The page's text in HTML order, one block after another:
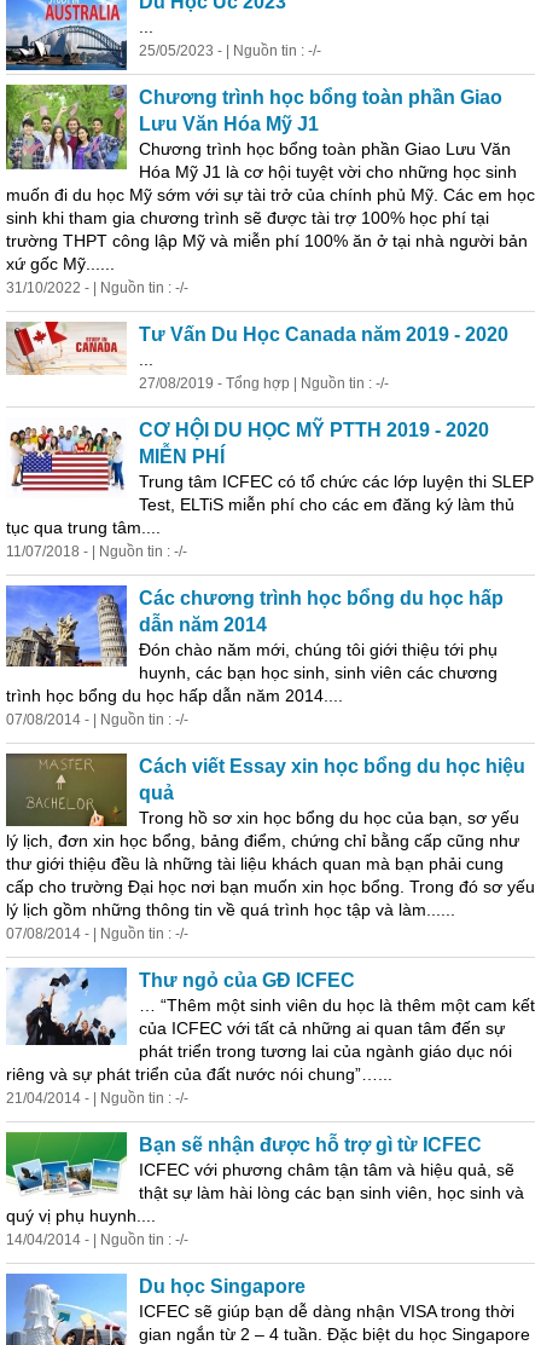
25/05/2023 - | Nguồn tin : -/-
Chương trình học bổng toàn phần Giao
Lưu Văn Hóa Mỹ J1
Chương trình học bổng toàn phần Giao Lưu Văn
Hóa Mỹ J1 là cơ hội tuyệt vời cho những học sinh
muốn đi du học Mỹ sớm với sự tài trở của chính phủ Mỹ. Các em học
sinh khi tham gia chương trình sẽ được tài trợ 100% học phí tại
trường THPT công lập Mỹ và miễn phí 100% ăn ở tại nhà người bản
xứ gốc Mỹ......
31/10/2022 - | Nguồn tin : -/-
Tư Vấn Du Học Canada năm 2019 - 2020
27/08/2019 - Tổng hợp | Nguồn tin : -/-
CƠ HỘI DU HỌC MỸ PTTH 2019 - 2020
MIỄN PHÍ
Trung tâm ICFEC có tổ chức các lớp luyện thi SLEP
Test, ELTiS miễn phí cho các em đăng ký làm thủ
tục qua trung tâm....
11/07/2018 - | Nguồn tin : -/-
Các chương trình học bổng du học hấp
dẫn năm 2014
Đón chào năm mới, chúng tôi giới thiệu tới phụ
huynh, các bạn học sinh, sinh viên các chương
trình học bổng du học hấp dẫn năm 2014....
07/08/2014 - | Nguồn tin : -/-
Cách viết Essay xin học bổng du học hiệu
quả
Trong hồ sơ xin học bổng du học của bạn, sơ yếu
lý lịch, đơn xin học bổng , bảng điểm, chứng chỉ bằng cấp cũng như
thư giới thiệu đều là những tài liệu khách quan mà bạn phải cung
cấp cho trường Đại học nơi bạn muốn xin học bổng . Trong đó sơ yếu
lý lịch gồm những thông tin về quá trình học tập và làm......
07/08/2014 - | Nguồn tin : -/-
Thư ngỏ của GĐ ICFEC
… “Thêm một sinh viên du học là thêm một cam kết
của ICFEC với tất cả những ai quan tâm đến sự
phát triển trong tương lai của ngành giáo dục nói
riêng và sự phát triển của đất nước nói chung”…...
21/04/2014 - | Nguồn tin : -/-
Bạn sẽ nhận được hỗ trợ gì từ ICFEC
ICFEC với phương châm tận tâm và hiệu quả, sẽ
thật sự làm hài lòng các bạn sinh viên, học sinh và
quý vị phụ huynh....
14/04/2014 - | Nguồn tin : -/-
Du học Singapore
ICFEC sẽ giúp bạn dễ dàng nhận VISA trong thời
gian ngắn từ 2 – 4 tuần. Đặc biệt du học Singapore